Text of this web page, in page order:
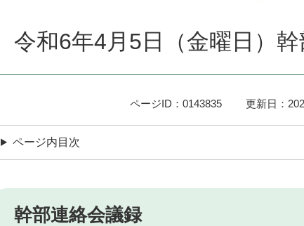
令和6年4月5日（金曜日）
ページID：0143835 更新日：
ページ内目次
幹部連絡会議録